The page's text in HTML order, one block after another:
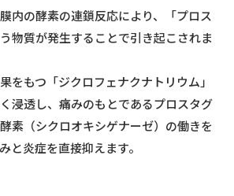
内の酵素の連鎖反応により、「プロス
物質が発生することで引き起こされま
をもつ「ジクロフェナクナトリウム」
浸透し、痛みのもとであるプロスタグ
素（シクロオキシゲナーゼ）の働きを
と炎症を直接抑えます。